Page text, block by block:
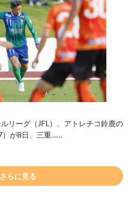
リーグ（JFL）、アトレチコ鈴鹿の
）が8日、三重……
さらに見る